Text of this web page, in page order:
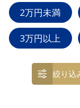
2万円未満
3万円以上
絞り込